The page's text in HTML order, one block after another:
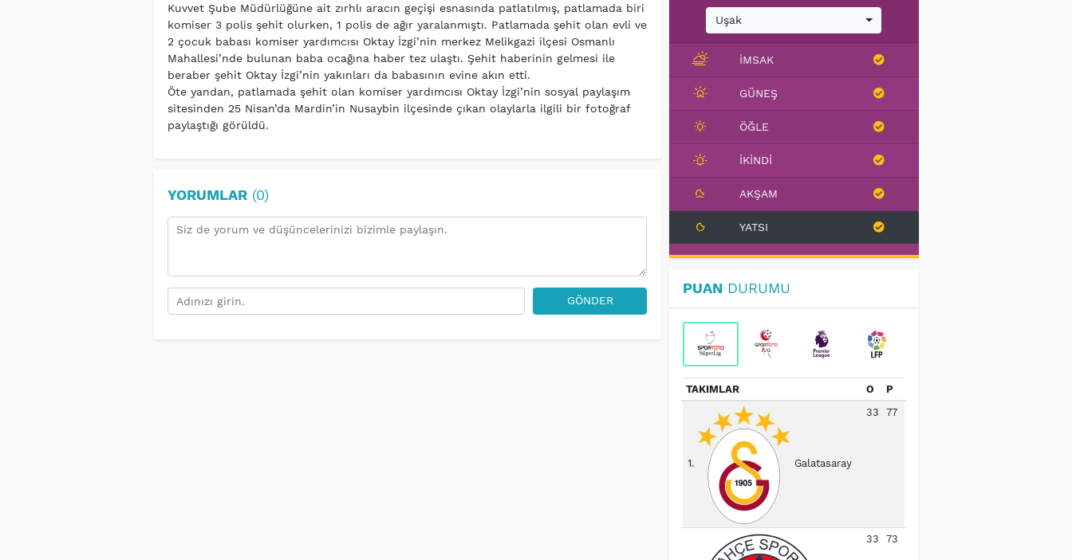
Kuvvet Şube Müdürlüğüne ait zırhlı aracın geçişi esnasında patlatılmış, patlamada biri
komiser 3 polis şehit olurken, 1 polis de ağır yaralanmıştı. Patlamada şehit olan evli ve
2 çocuk babası komiser yardımcısı Oktay İzgi’nin merkez Melikgazi ilçesi Osmanlı
Mahallesi’nde bulunan baba ocağına haber tez ulaştı. Şehit haberinin gelmesi ile
beraber şehit Oktay İzgi’nin yakınları da babasının evine akın etti.
Öte yandan, patlamada şehit olan komiser yardımcısı Oktay İzgi’nin sosyal paylaşım
sitesinden 25 Nisan’da Mardin’in Nusaybin ilçesinde çıkan olaylarla ilgili bir fotoğraf
paylaştığı görüldü.
YORUMLAR(0)
GÖNDER
Uşak
İMSAK
GÜNEŞ
ÖĞLE
İKINDI
AKŞAM
YATSI
PUAN DURUMU
TAKIMLAR O P
1. Galatasaray
33 77
33 73